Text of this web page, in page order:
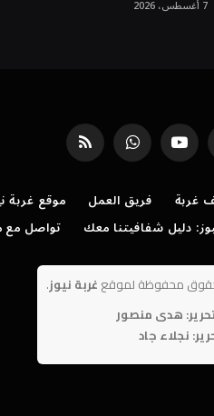
7 أغسطس، 2026
يوتيوب واتساب RSS
غربة فريق العمل
موقع غربة
دليل شفافيتنا معك
تواصل مع
محفوظة لموقع غربة نيوز.
هدى منصور
نجلاء جاد